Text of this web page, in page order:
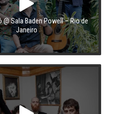
@ Sala Baden Powell – Rio de
Janeiro